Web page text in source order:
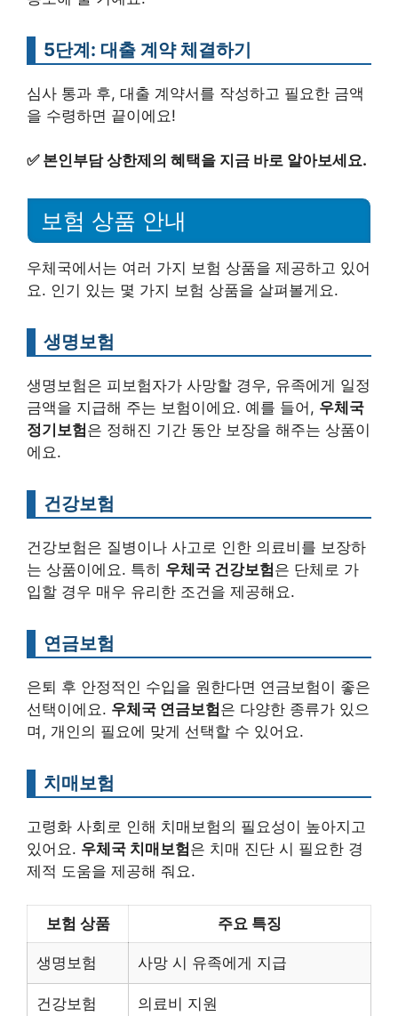
5단계: 대출 계약 체결하기
심사 통과 후, 대출 계약서를 작성하고 필요한 금액
을 수령하면 끝이에요!
✅ 본인부담 상한제의 혜택을 지금 바로 알아보세요.
보험 상품 안내
우체국에서는 여러 가지 보험 상품을 제공하고 있어
요. 인기 있는 몇 가지 보험 상품을 살펴볼게요.
생명보험
생명보험은 피보험자가 사망할 경우, 유족에게 일정
금액을 지급해 주는 보험이에요. 예를 들어, 우체국
정기보험은 정해진 기간 동안 보장을 해주는 상품이
에요.
건강보험
건강보험은 질병이나 사고로 인한 의료비를 보장하
는 상품이에요. 특히 우체국 건강보험은 단체로 가
입할 경우 매우 유리한 조건을 제공해요.
연금보험
은퇴 후 안정적인 수입을 원한다면 연금보험이 좋은
선택이에요. 우체국 연금보험은 다양한 종류가 있으
며, 개인의 필요에 맞게 선택할 수 있어요.
치매보험
고령화 사회로 인해 치매보험의 필요성이 높아지고
있어요. 우체국 치매보험은 치매 진단 시 필요한 경
제적 도움을 제공해 줘요.
보험 상품 주요 특징
생명보험 사망 시 유족에게 지급
건강보험 의료비 지원